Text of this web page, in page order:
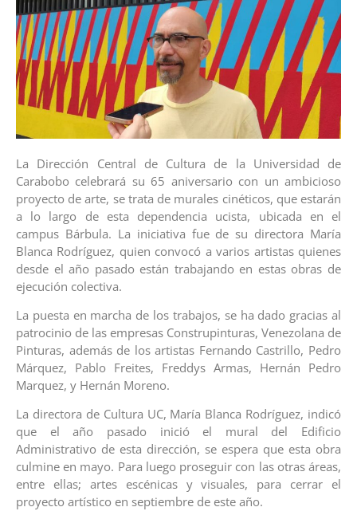
La Dirección Central de Cultura de la Universidad de
Carabobo celebrará su 65 aniversario con un ambicioso
proyecto de arte, se trata de murales cinéticos, que estarán
a lo largo de esta dependencia ucista, ubicada en el
campus Bárbula. La iniciativa fue de su directora María
Blanca Rodríguez, quien convocó a varios artistas quienes
desde el año pasado están trabajando en estas obras de
ejecución colectiva.
La puesta en marcha de los trabajos, se ha dado gracias al
patrocinio de las empresas Construpinturas, Venezolana de
Pinturas, además de los artistas Fernando Castrillo, Pedro
Márquez, Pablo Freites, Freddys Armas, Hernán Pedro
Marquez, y Hernán Moreno.
La directora de Cultura UC, María Blanca Rodríguez, indicó
que el año pasado inició el mural del Edificio
Administrativo de esta dirección, se espera que esta obra
culmine en mayo. Para luego proseguir con las otras áreas,
entre ellas; artes escénicas y visuales, para cerrar el
proyecto artístico en septiembre de este año.